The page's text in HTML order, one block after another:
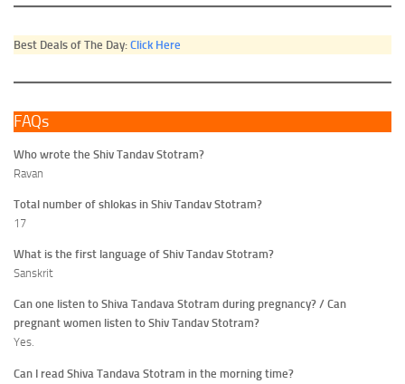
Best Deals of The Day: Click Here
FAQs
Who wrote the Shiv Tandav Stotram?
Ravan
Total number of shlokas in Shiv Tandav Stotram?
17
What is the first language of Shiv Tandav Stotram?
Sanskrit
Can one listen to Shiva Tandava Stotram during pregnancy? / Can
pregnant women listen to Shiv Tandav Stotram?
Yes.
Can I read Shiva Tandava Stotram in the morning time?